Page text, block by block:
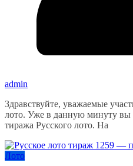
admin
Здравствуйте, уважаемые
лото. Уже в данную минуту вы
тиража Русского лото. На
Лото